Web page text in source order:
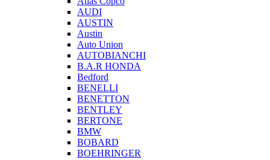
AUDI
AUSTIN
Austin
Auto Union
AUTOBIANCHI
B.A.R HONDA
Bedford
BENELLI
BENETTON
BENTLEY
BERTONE
BMW
BOBARD
BOEHRINGER